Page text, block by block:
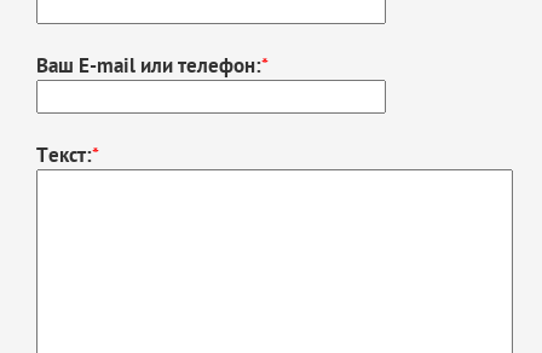
Ваш E-mail или телефон:*
Текст:*